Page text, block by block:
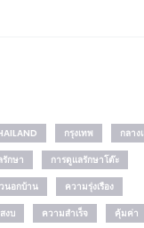
กรุงเทพ
กลาง
รักษา
การดูแลรักษาโต๊ะ
นอกบ้าน
ความรุ่งเรือง
งบ ความสำเร็จ
คุ้มค่า